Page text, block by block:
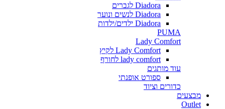
Diadora לגברים
Diadora לנשים ונוער
Diadora ילדים/ילדות
PUMA
Lady Comfort
Lady Comfort לקיץ
lady comfort לחורף
עוד מותגים
ספורט אופנתי
כדורים וציוד
מבצעים
Outlet